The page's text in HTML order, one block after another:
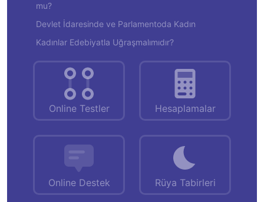
mu?
Devlet İdaresinde ve Parlamentoda Kadın
Kadınlar Edebiyatla Uğraşmalımıdır?
Online Testler Hesaplamalar
Online Destek Rüya Tabirleri